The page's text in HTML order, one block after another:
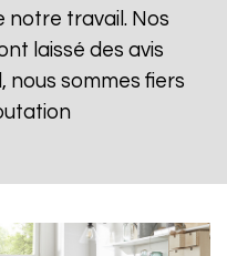
notre travail. Nos
laissé des avis
nous sommes fiers